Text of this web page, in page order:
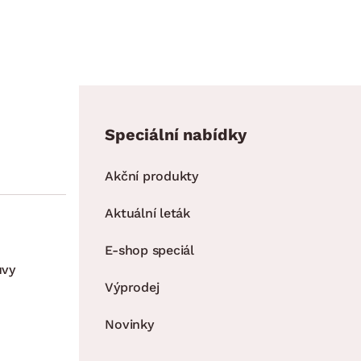
Speciální nabídky
Akční produkty
Aktuální leták
E-shop speciál
Výprodej
Novinky